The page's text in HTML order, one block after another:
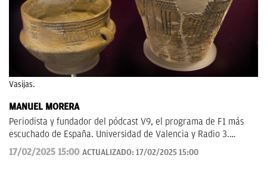
Vasijas.
MANUEL MORERA
Periodista y fundador del pódcast V9, el programa de F1 más
escuchado de España. Universidad de Valencia y Radio 3.
Anteriormente en ElDesmarque, Levante TV y Las Provincias.
17/02/2025 15:00 ACTUALIZADO: 17/02/2025 15:00